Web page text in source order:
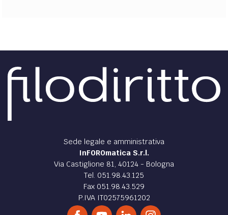
Sede legale e amministrativa
InFOROmatica S.r.l.
Via Castiglione 81, 40124 - Bologna
Tel. 051.98.43.125
Fax 051.98.43.529
P.IVA IT02575961202